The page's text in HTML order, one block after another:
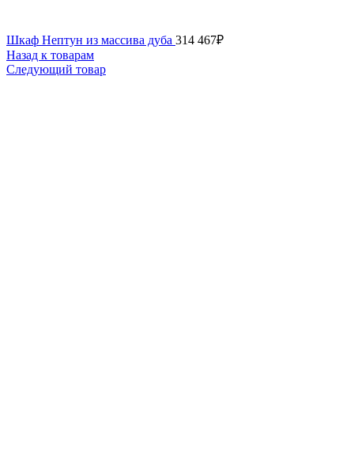
Шкаф Нептун из массива дуба 314 467₽
Назад к товарам
Следующий товар